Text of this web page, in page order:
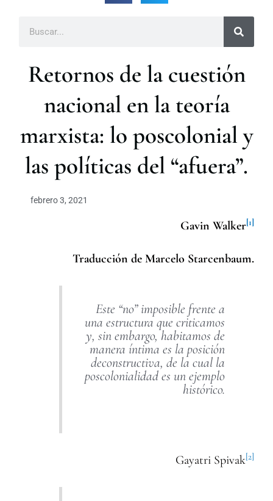
Retornos de la cuestión
nacional en la teoría
marxista: lo poscolonial y
las políticas del “afuera”.
febrero 3, 2021
Gavin Walker[1]
Traducción de Marcelo Starcenbaum.
Este “no” imposible frente a
una estructura que criticamos
y, sin embargo, habitamos de
manera íntima es la posición
deconstructiva, de la cual la
poscolonialidad es un ejemplo
histórico.
Gayatri Spivak[2]